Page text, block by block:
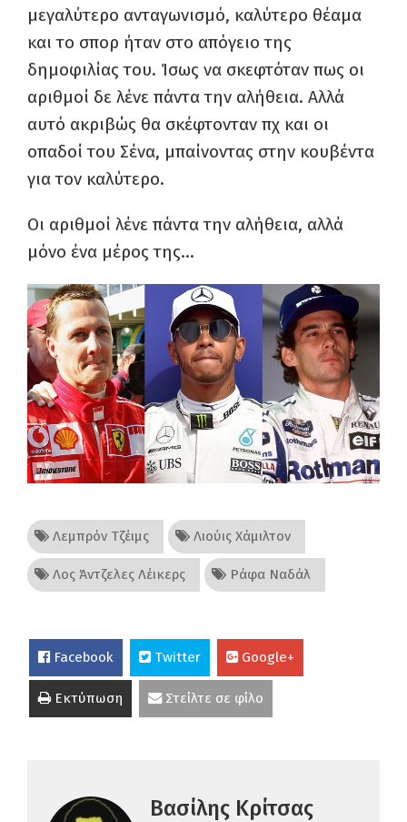
μεγαλύτερο ανταγωνισμό, καλύτερο θέαμα
και το σπορ ήταν στο απόγειο της
δημοφιλίας του. Ίσως να σκεφτόταν πως οι
αριθμοί δε λένε πάντα την αλήθεια. Αλλά
αυτό ακριβώς θα σκέφτονταν πχ και οι
οπαδοί του Σένα, μπαίνοντας στην κουβέντα
για τον καλύτερο.
Οι αριθμοί λένε πάντα την αλήθεια, αλλά
μόνο ένα μέρος της…
Λεμπρόν Τζέιμς Λιούις Χάμιλτον
Λος Άντζελες Λέικερς Ράφα Ναδάλ
Facebook Twitter Google+
Εκτύπωση Στείλτε σε φίλο
Βασίλης Κρίτσας